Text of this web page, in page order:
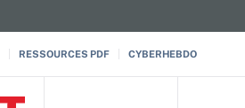
RESSOURCES PDF CYBERHEBDO